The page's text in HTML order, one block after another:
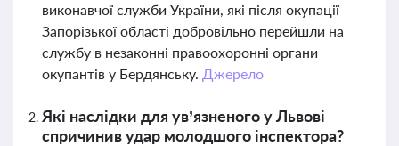
виконавчої служби України, які після окупації
Запорізької області добровільно перейшли на
службу в незаконні правоохоронні органи
окупантів у Бердянську. Джерело
Які наслідки для ув’язненого у Львові
спричинив удар молодшого інспектора?